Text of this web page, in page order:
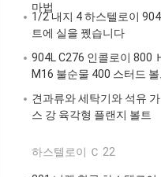
마법
1/2 내지 4 하스텔로이
트에 실을 뀄습니다
904L C276 인콜로이 800
M16 불순물 400 스터드 볼
견과류와 세탁기와 석유
스 강 육각형 플랜지 볼트
하스텔로이 Ｃ 22